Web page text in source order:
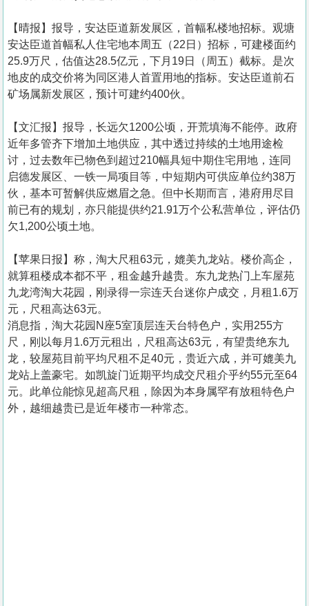
【晴报】报导，安达臣道新发展区，首幅私楼地招标。观塘
安达臣道首幅私人住宅地本周五（22日）招标，可建楼面约
25.9万尺，估值达28.5亿元，下月19日（周五）截标。是次
地皮的成交价将为同区港人首置用地的指标。安达臣道前石
矿场属新发展区，预计可建约400伙。
【文汇报】报导，长远欠1200公顷，开荒填海不能停。政府
近年多管齐下增加土地供应，其中透过持续的土地用途检
讨，过去数年已物色到超过210幅具短中期住宅用地，连同
启德发展区、一铁一局项目等，中短期内可供应单位约38万
伙，基本可暂解供应燃眉之急。但中长期而言，港府用尽目
前已有的规划，亦只能提供约21.91万个公私营单位，评估仍
欠1,200公顷土地。
【苹果日报】称，淘大尺租63元，媲美九龙站。楼价高企，
就算租楼成本都不平，租金越升越贵。东九龙热门上车屋苑
九龙湾淘大花园，刚录得一宗连天台迷你户成交，月租1.6万
元，尺租高达63元。
消息指，淘大花园N座5室顶层连天台特色户，实用255方
尺，刚以每月1.6万元租出，尺租高达63元，有望贵绝东九
龙，较屋苑目前平均尺租不足40元，贵近六成，并可媲美九
龙站上盖豪宅。如凯旋门近期平均成交尺租介乎约55元至64
元。此单位能惊见超高尺租，除因为本身属罕有放租特色户
外，越细越贵已是近年楼市一种常态。